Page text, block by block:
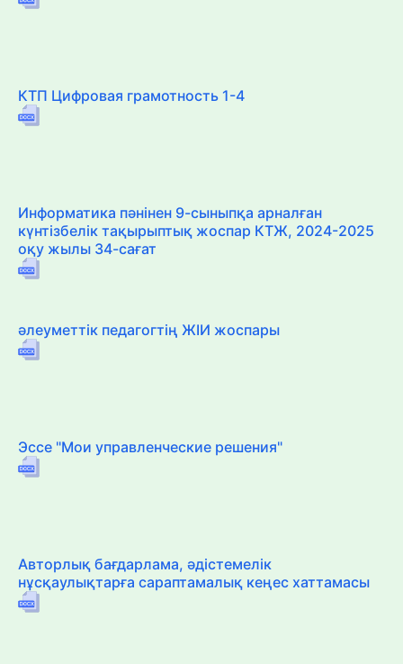
КТП Цифровая грамотность 1-4
Информатика пәнінен 9-сыныпқа арналған
күнтізбелік тақырыптық жоспар КТЖ, 2024-2025
оқу жылы 34-сағат
әлеуметтік педагогтің ЖІИ жоспары
Эссе "Мои управленческие решения"
Авторлық бағдарлама, әдістемелік
нұсқаулықтарға сараптамалық кеңес хаттамасы